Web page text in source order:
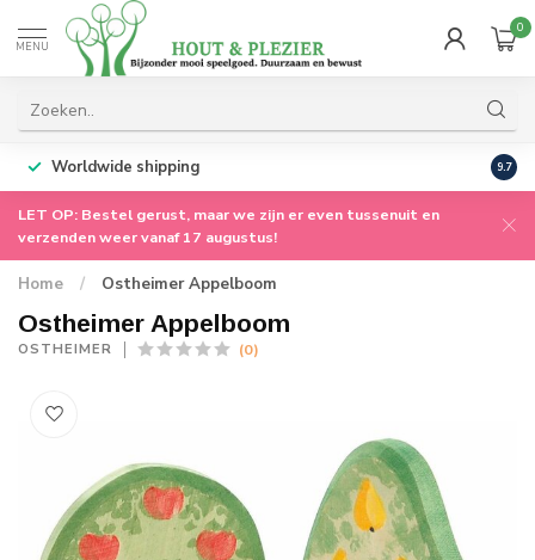
MENU
0
Worldwide shipping 9.7
LET OP: Bestel gerust, maar we zijn er even tussenuit en
verzenden weer vanaf 17 augustus!
Home / Ostheimer Appelboom
Ostheimer Appelboom
OSTHEIMER (0)